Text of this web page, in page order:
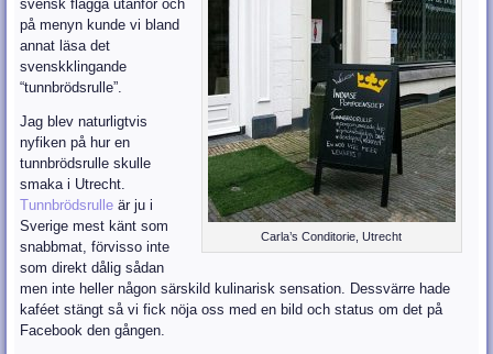
Carla’s Conditorie, Utrecht
svensk flagga utanför och
på menyn kunde vi bland
annat läsa det
svenskklingande
“tunnbrödsrulle”.
Jag blev naturligtvis
nyfiken på hur en
tunnbrödsrulle skulle
smaka i Utrecht.
Tunnbrödsrulle är ju i
Sverige mest känt som
snabbmat, förvisso inte
som direkt dålig sådan
men inte heller någon särskild kulinarisk sensation. Dessvärre hade
kaféet stängt så vi fick nöja oss med en bild och status om det på
Facebook den gången.